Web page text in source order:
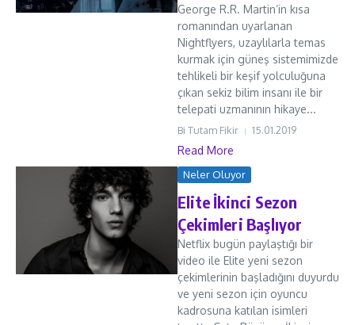
George R.R. Martin’in kısa
romanından uyarlanan
Nightflyers, uzaylılarla temas
kurmak için güneş sistemimizde
tehlikeli bir keşif yolculuğuna
çıkan sekiz bilim insanı ile bir
telepati uzmanının hikaye...
Bi Tutam Fikir 15.01.2019
Read More
Neler Oluyor
Elite İkinci Sezon
Çekimleri Başlıyor
Netflix bugün paylaştığı bir
video ile Elite yeni sezon
çekimlerinin başladığını duyurdu
ve yeni sezon için oyuncu
kadrosuna katılan isimleri